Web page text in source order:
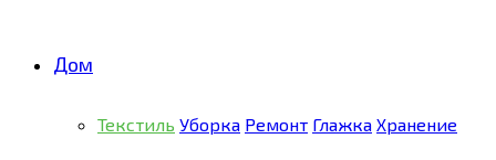
Дом
Текстиль Уборка Ремонт Глажка Хранение